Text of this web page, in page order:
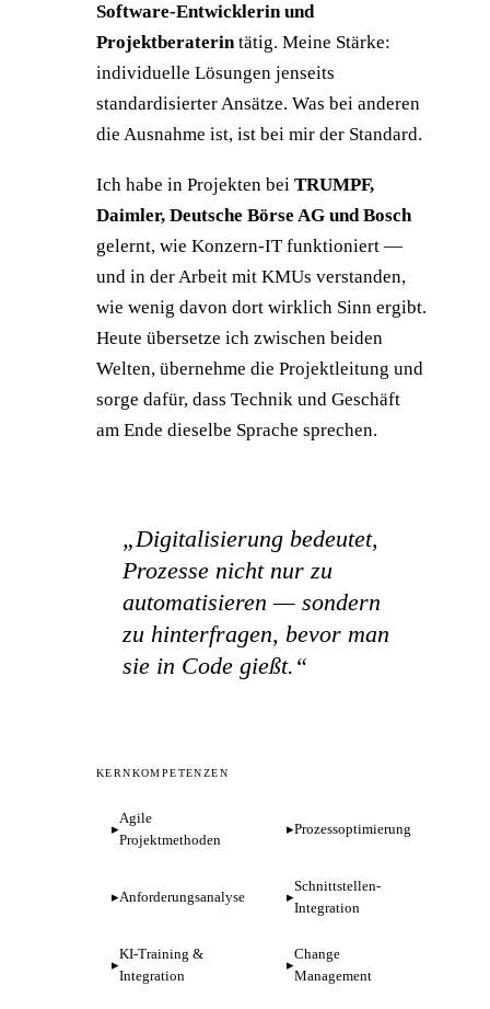
Software-Entwicklerin und
Projektberaterintätig. Meine Stärke:
individuelle Lösungen jenseits
standardisierter Ansätze. Was bei anderen
die Ausnahme ist, ist bei mir der Standard.
Ich habe in Projekten bei TRUMPF,
Daimler, Deutsche Börse AG und Bosch
gelernt, wie Konzern-IT funktioniert —
und in der Arbeit mit KMUs verstanden,
wie wenig davon dort wirklich Sinn ergibt.
Heute übersetze ich zwischen beiden
Welten, übernehme die Projektleitung und
sorge dafür, dass Technik und Geschäft
am Ende dieselbe Sprache sprechen.
„Digitalisierung bedeutet,
Prozesse nicht nur zu
automatisieren — sondern
zu hinterfragen, bevor man
sie in Code gießt.“
KERNKOMPETENZEN
Agile
Projektmethoden
Prozessoptimierung
Anforderungsanalyse
Schnittstellen-
Integration
KI-Training &
Integration
Change
Management